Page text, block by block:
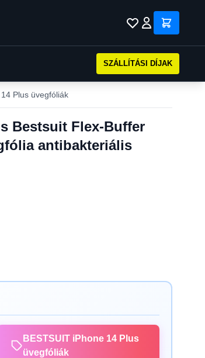
SZÁLLÍTÁSI DÍJAK
Plus üvegfóliák
Bestsuit Flex-Buffer
antibakteriális
BESTSUIT iPhone 14 Plus
üvegfóliák